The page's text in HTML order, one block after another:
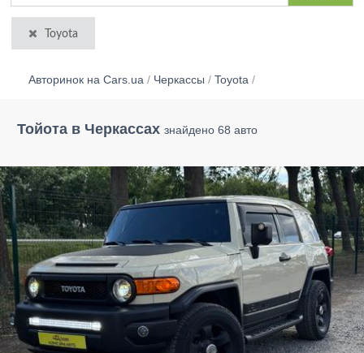
Toyota
Авторинок на Cars.ua / Черкассы / Toyota /
Тойота в Черкассах знайдено 68 авто